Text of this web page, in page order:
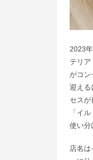
2023
テリア
がコン
迎える
セスが
「イ
使い分
店名